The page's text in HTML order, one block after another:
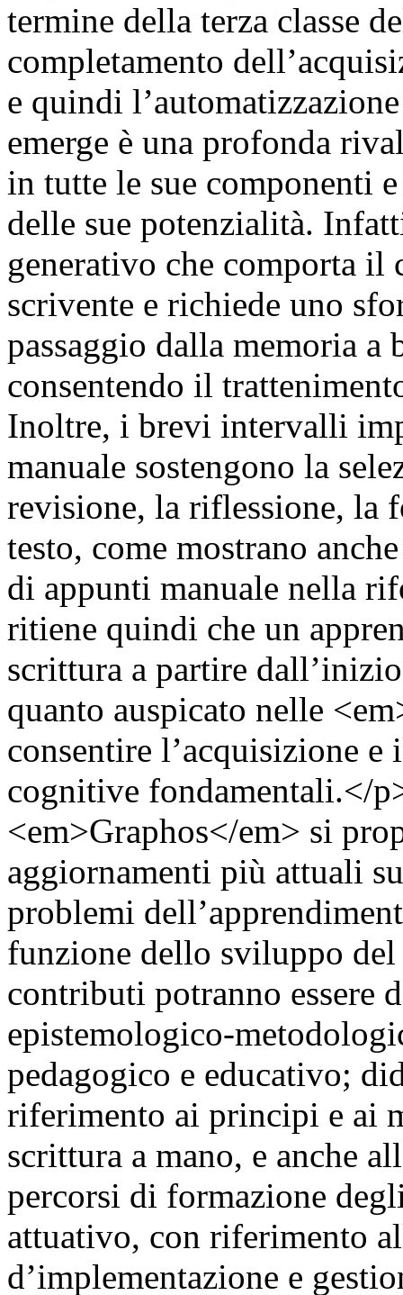
termine della terza classe
completamento
e quindi
emerge è una profonda
in tutte le sue componenti
delle sue potenzialità.
generativo che comporta
scrivente e richiede uno
passaggio dalla memoria a
consentendo il
Inoltre, i brevi intervalli
manuale sostengono la
revisione, la riflessione, la
testo, come mostrano
di appunti manuale nella
ritiene quindi che un
scrittura a partire
quanto auspicato nelle
consentire l’acquisizione
cognitive fondamentali.</
<em>Graphos</em> si
aggiornamenti più attuali
problemi
funzione dello sviluppo
contributi potranno essere
epistemologico-
pedagogico e educativo;
riferimento ai principi e ai
scrittura a mano, e anche
percorsi di formazione
attuativo, con riferimento
d’implementazione e